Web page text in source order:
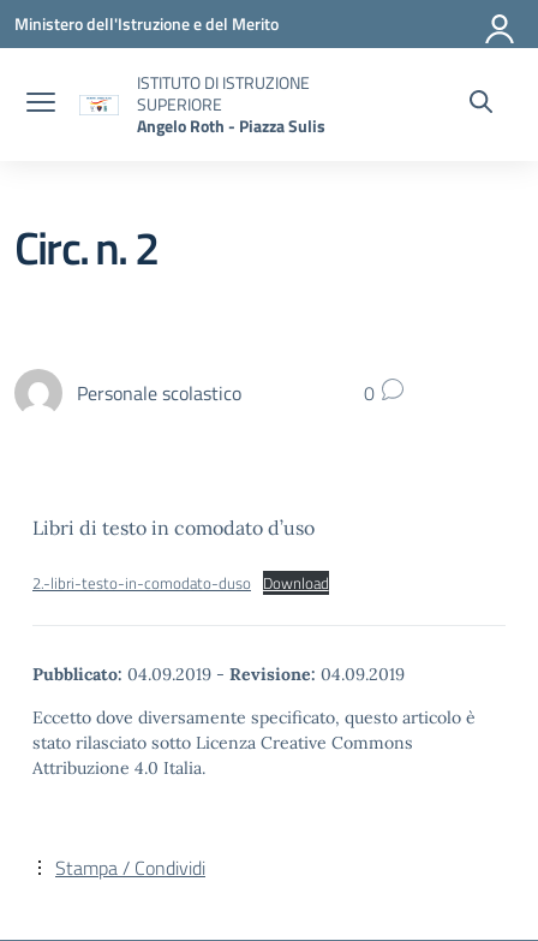
Vai ai contenuti
Vai al menu di navigazione
Vai al footer
Ministero dell'Istruzione e del Merito
ISTITUTO DI ISTRUZIONE
SUPERIORE
Angelo Roth - Piazza Sulis
Circ. n. 2
Personale scolastico 0
Libri di testo in comodato d’uso
2.-libri-testo-in-comodato-duso Download
Pubblicato: 04.09.2019 - Revisione: 04.09.2019
Eccetto dove diversamente specificato, questo articolo è
stato rilasciato sotto Licenza Creative Commons
Attribuzione 4.0 Italia.
Stampa / Condividi